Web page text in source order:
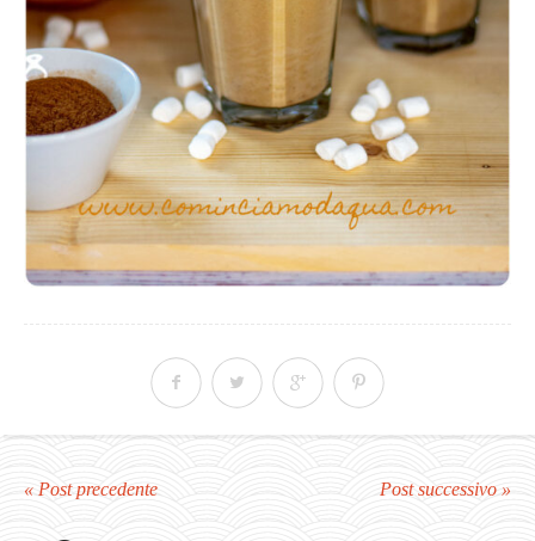
« Post precedente Post successivo »